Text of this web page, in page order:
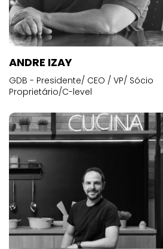
ANDRE IZAY
GDB - Presidente/ CEO / VP/ Sócio
Proprietário/C-level